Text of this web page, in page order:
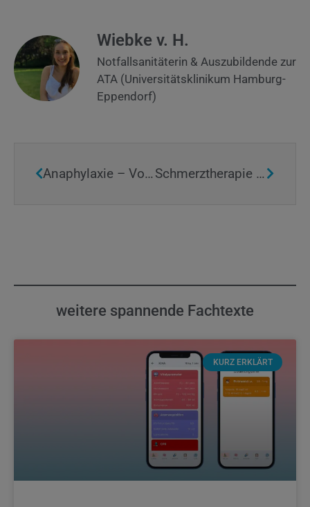
Wiebke v. H.
Notfallsanitäterin & Auszubildende zur
ATA (Universitätsklinikum Hamburg-
Eppendorf)
Anaphylaxie – Von der Erdnuss bis zum Tod Schmerztherapie im Rettungsdienst – Welches Analgetikum wann?
weitere spannende Fachtexte
KURZ ERKLÄRT